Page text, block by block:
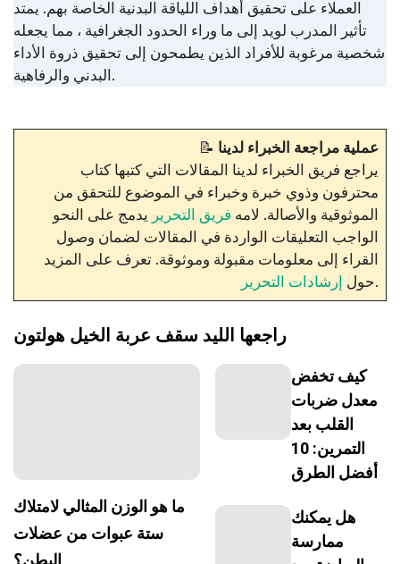
العملاء على تحقيق أهداف اللياقة البدنية الخاصة بهم. يمتد
تأثير المدرب لويد إلى ما وراء الحدود الجغرافية ، مما يجعله
شخصية مرغوبة للأفراد الذين يطمحون إلى تحقيق ذروة الأداء
البدني والرفاهية.
📝 عملية مراجعة الخبراء لدينا
يراجع فريق الخبراء لدينا المقالات التي كتبها كتاب
محترفون وذوي خبرة وخبراء في الموضوع للتحقق من
الموثوقية والأصالة. لامه فريق التحرير يدمج على النحو
الواجب التعليقات الواردة في المقالات لضمان وصول
القراء إلى معلومات مقبولة وموثوقة. تعرف على المزيد
حول إرشادات التحرير .
راجعها الليد سقف عربة الخيل هولتون
ما هو الوزن المثالي لامتلاك
ستة عبوات من عضلات
البطن؟
كيف تخفض
معدل ضربات
القلب بعد
التمرين: 10
أفضل الطرق
هل يمكنك
ممارسة